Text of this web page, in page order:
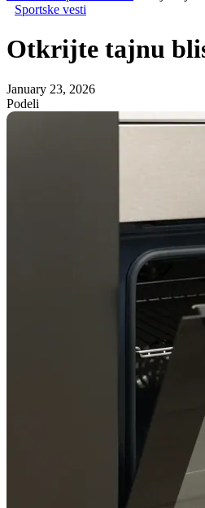
Sportske vesti
Otkrijte tajnu
January 23, 2026
Podeli